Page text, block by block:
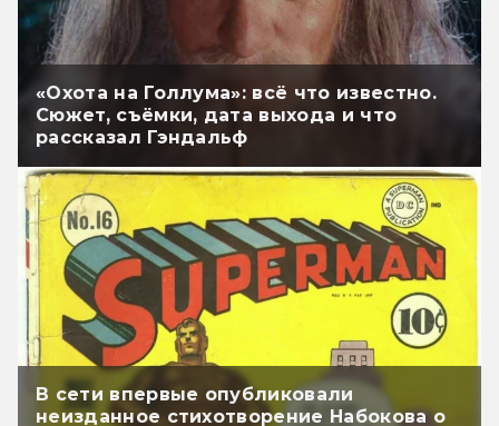
«Охота на Голлума»: всё что известно.
Сюжет, съёмки, дата выхода и что
рассказал Гэндальф
В сети впервые опубликовали
неизданное стихотворение Набокова о